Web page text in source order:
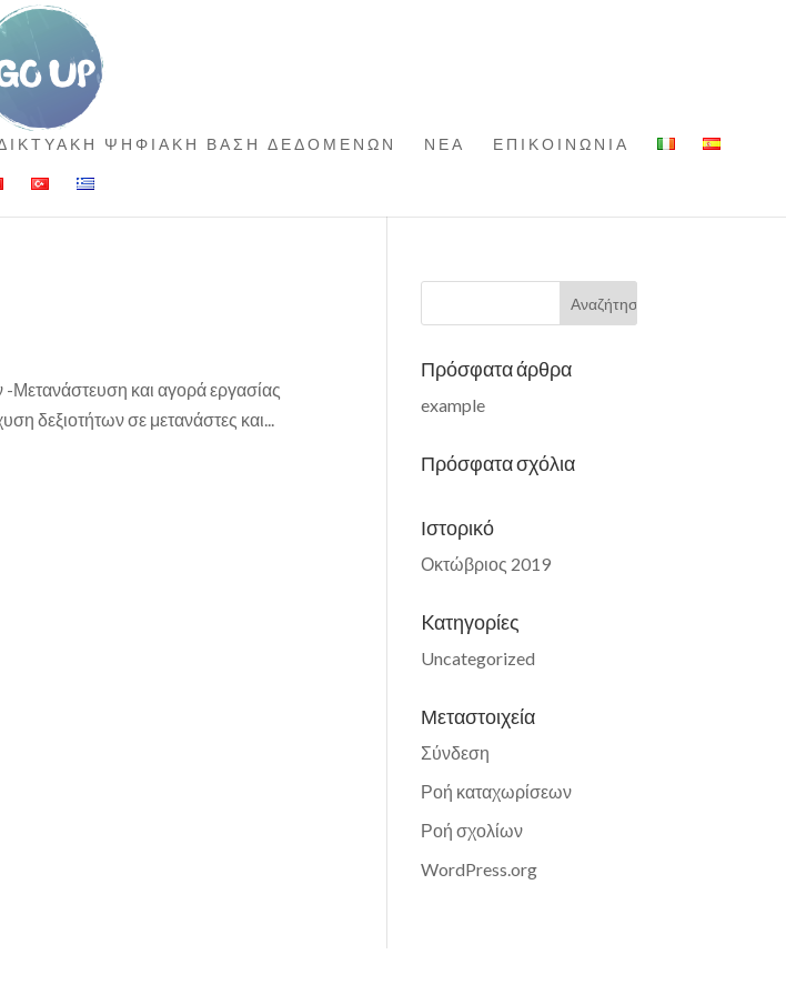
ΨΗΦΙΑΚΗ ΒΑΣΗ ΔΕΔΟΜΕΝΩΝ ΝΕΑ ΕΠΙΚΟΙΝΩΝΙΑ
και αγορά εργασίας
δεξιοτήτων σε μετανάστες και...
Πρόσφατα άρθρα
example
Πρόσφατα σχόλια
Ιστορικό
Οκτώβριος 2019
Kατηγορίες
Uncategorized
Μεταστοιχεία
Σύνδεση
Ροή καταχωρίσεων
Ροή σχολίων
WordPress.org